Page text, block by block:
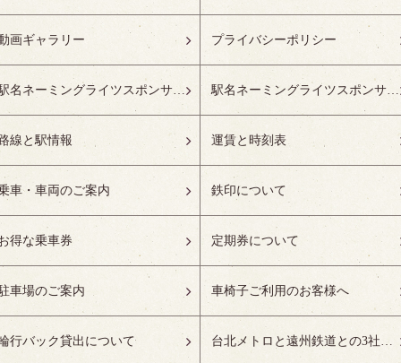
画ギャラリー プライバシーポリシー
駅名ネーミングライツスポンサーの募集開始 駅名ネーミングライツスポンサー紹介
線と駅情報 運賃と時刻表
車・車両のご案内 鉄印について
得な乗車券 定期券について
車場のご案内 車椅子ご利用のお客様へ
行バック貸出について 台北メトロと遠州鉄道との3社友好協定について